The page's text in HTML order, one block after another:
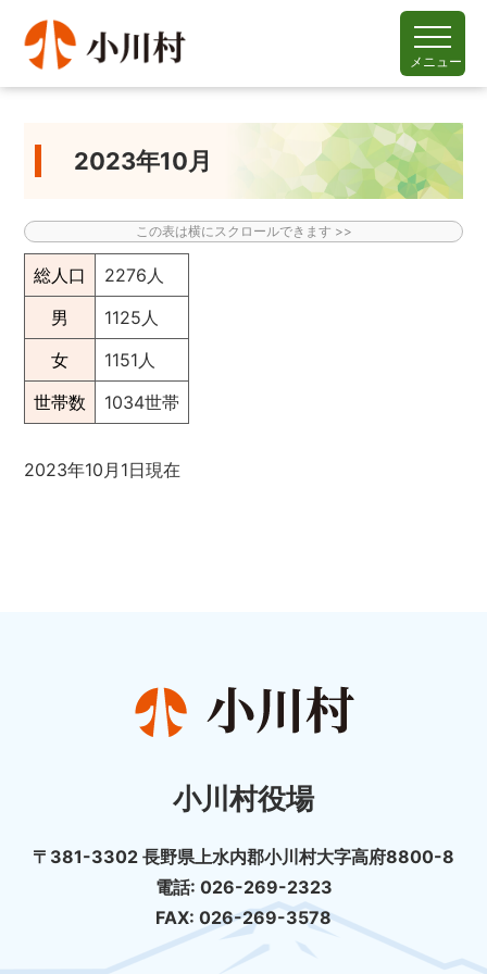
メニュー
2023年10月
総人口
2276人
男
1125人
女
1151人
世帯数
1034世帯
2023年10月1日現在
小川村役場
〒381-3302 長野県上水内郡小川村大字高府8800-8
電話: 026-269-2323
FAX: 026-269-3578